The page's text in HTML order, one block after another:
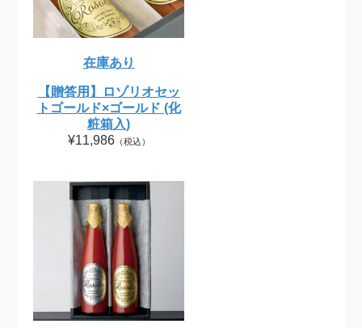
在庫あり
【贈答用】ロゾリオセッ
トゴールド×ゴールド (化
粧箱入)
¥11,986（税込）